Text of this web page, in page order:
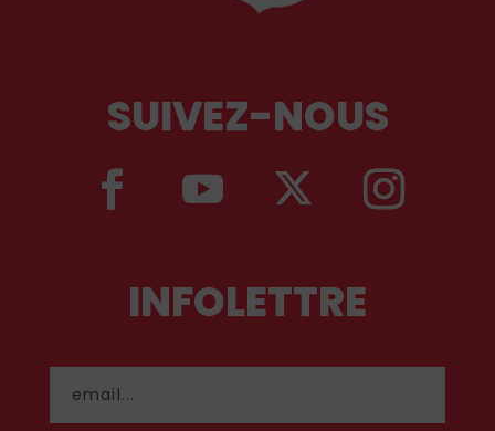
SUIVEZ-NOUS
INFOLETTRE